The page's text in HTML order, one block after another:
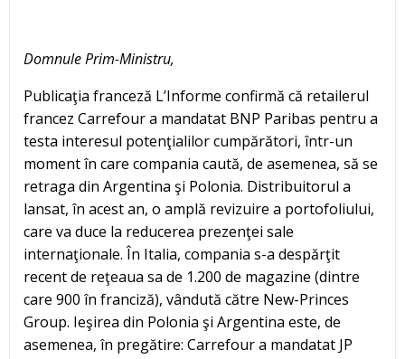
Domnule Prim-Ministru,
Publicaţia franceză L’Informe confirmă că retailerul
francez Carrefour a mandatat BNP Paribas pentru a
testa interesul potenţialilor cumpărători, într-un
moment în care compania caută, de asemenea, să se
retraga din Argentina şi Polonia. Distribuitorul a
lansat, în acest an, o amplă revizuire a portofoliului,
care va duce la reducerea prezenţei sale
internaţionale. În Italia, compania s-a despărţit
recent de reţeaua sa de 1.200 de magazine (dintre
care 900 în franciză), vândută către New-Princes
Group. Ieşirea din Polonia şi Argentina este, de
asemenea, în pregătire: Carrefour a mandatat JP